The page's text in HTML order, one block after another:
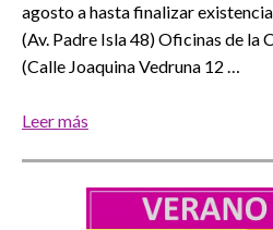
agosto a hasta finalizar
(Av. Padre Isla 48) Oficinas de la
(Calle Joaquina Vedruna 12 …
Leer más